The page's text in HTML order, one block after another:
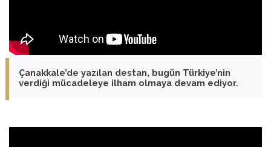
Çanakkale’de yazılan destan, bugün Türkiye’nin
verdiği mücadeleye ilham olmaya devam ediyor.